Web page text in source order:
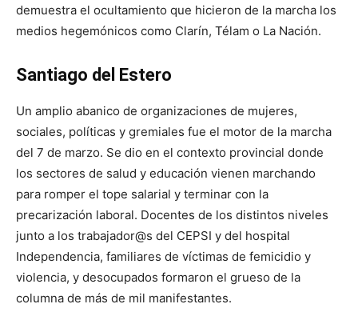
demuestra el ocultamiento que hicieron de la marcha los
medios hegemónicos como Clarín, Télam o La Nación.
Santiago del Estero
Un amplio abanico de organizaciones de mujeres,
sociales, políticas y gremiales fue el motor de la marcha
del 7 de marzo. Se dio en el contexto provincial donde
los sectores de salud y educación vienen marchando
para romper el tope salarial y terminar con la
precarización laboral. Docentes de los distintos niveles
junto a los trabajador@s del CEPSI y del hospital
Independencia, familiares de víctimas de femicidio y
violencia, y desocupados formaron el grueso de la
columna de más de mil manifestantes.